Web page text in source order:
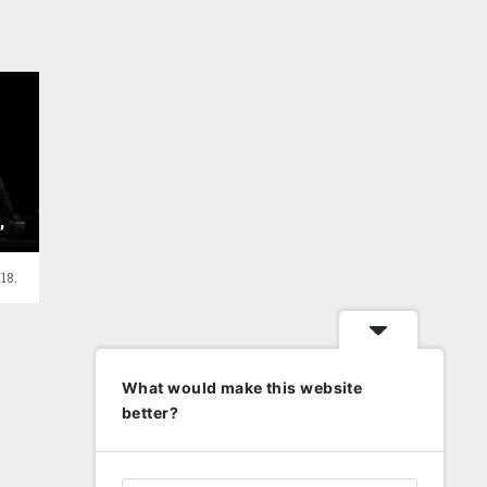
What would make this website
better?